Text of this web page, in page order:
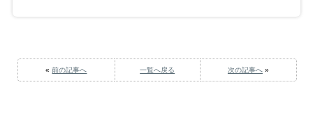
«前の記事へ 一覧へ戻る 次の記事へ»